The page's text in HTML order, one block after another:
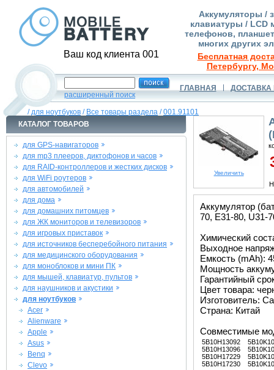
Ваш код клиента 001
Аккумуляторы /
клавиатуры / LCD
телефонов,
многих других
Бесплатная
Петербургу,
расширенный поиск
ГЛАВНАЯ ДОСТАВКА
/для ноутбуков / Все товары раздела /001.91101
КАТАЛОГ ТОВАРОВ
для GPS-навигаторов
для mp3 плееров, диктофонов и часов
для RAID-контроллеров и жестких дисков
для WiFi роутеров
для автомобилей
для дома
для домашних питомцев
для ЖК мониторов и телевизоров
для игровых приставок
для источников бесперебойного питания
для медицинского оборудования
для моноблоков и мини ПК
для мышей, клавиатур, пультов
для наушников и акустики
для ноутбуков
Acer
Alienware
Apple
Asus
Benq
Clevo
Увеличить
Аккумулятор
70, E31-80, U31-
Химический
Выходное
Емкость (mAh):
Мощность
Гарантийный
Цвет товара:
Изготовитель:
Страна: Китай
Совместимые
5B10H13092
5B10H13096
5B10H17229
5B10H17230